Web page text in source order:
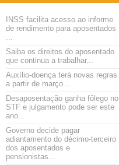
INSS facilita acesso ao informe
de rendimento para aposentados
...
Saiba os direitos do aposentado
que continua a trabalhar...
Auxílio-doença terá novas regras
a partir de março...
Desaposentação ganha fôlego no
STF e julgamento pode ser este
ano...
Governo decide pagar
adiantamento do décimo-terceiro
dos aposentados e
pensionistas...